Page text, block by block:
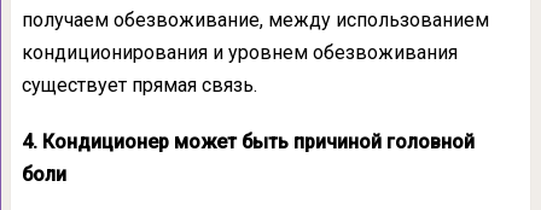
получаем обезвоживание, между использованием
кондиционирования и уровнем обезвоживания
существует прямая связь.
4. Кондиционер может быть причиной головной
боли